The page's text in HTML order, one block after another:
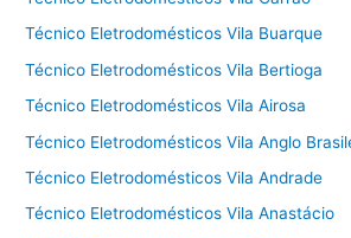
Técnico Eletrodomésticos Vila Buarque
Técnico Eletrodomésticos Vila Bertioga
Técnico Eletrodomésticos Vila Airosa
Técnico Eletrodomésticos Vila Anglo
Técnico Eletrodomésticos Vila Andrade
Técnico Eletrodomésticos Vila Anastácio